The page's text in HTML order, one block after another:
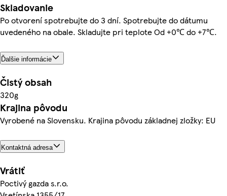
Skladovanie
Po otvorení spotrebujte do 3 dní. Spotrebujte do dátumu
uvedeného na obale. Skladujte pri teplote Od +0℃ do +7℃.
Ďalšie informácie
Čistý obsah
320g
Krajina pôvodu
Vyrobené na Slovensku. Krajina pôvodu základnej zložky: EU
Kontaktná adresa
Vrátiť
Poctivý gazda s.r.o.